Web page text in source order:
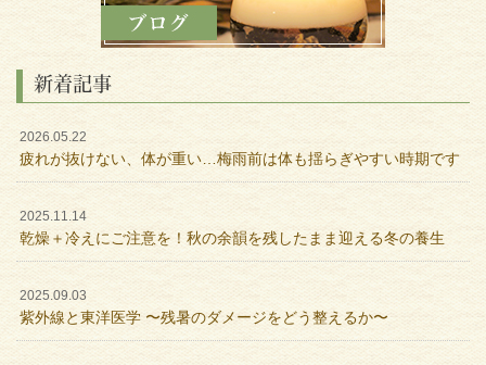
新着記事
2026.05.22
疲れが抜けない、体が重い…梅雨前は体も揺らぎやすい時期です
2025.11.14
乾燥＋冷えにご注意を！秋の余韻を残したまま迎える冬の養生
2025.09.03
紫外線と東洋医学 〜残暑のダメージをどう整えるか〜